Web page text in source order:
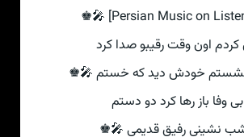
اون وقت رقیبو صدا کرد
خودش دید که خستم 🎤♚
وفا باز رها کرد دو دستم
نشینی رفیق قدیمی 🎤♚